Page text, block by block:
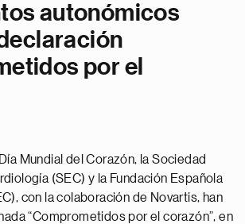
autonómicos
por el
Mundial del Corazón, la Sociedad
(SEC) y la Fundación Española
con la colaboración de Novartis, han
“Comprometidos por el corazón”, en